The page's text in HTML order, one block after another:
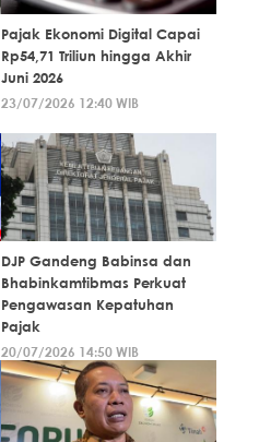
Pajak Ekonomi Digital Capai
Rp54,71 Triliun hingga Akhir
Juni 2026
23/07/2026 12:40 WIB
DJP Gandeng Babinsa dan
Bhabinkamtibmas Perkuat
Pengawasan Kepatuhan
Pajak
20/07/2026 14:50 WIB